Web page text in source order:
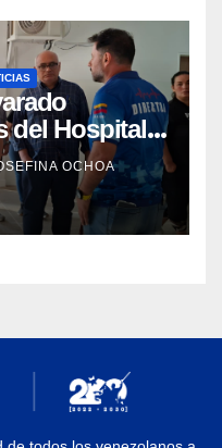
del Hospital
Vegas
OCHOA